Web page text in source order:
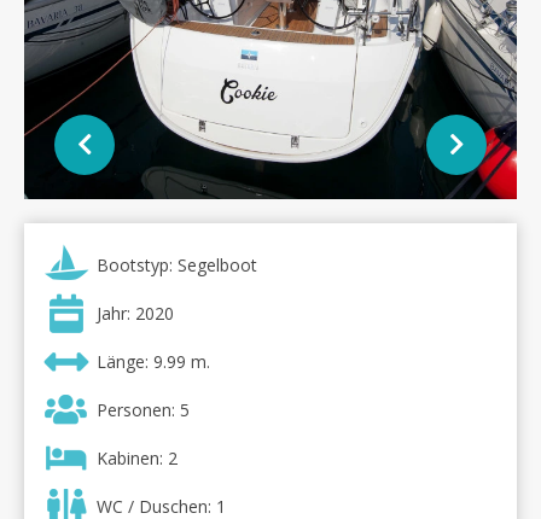
Bootstyp: Segelboot
Jahr: 2020
Länge: 9.99 m.
Personen: 5
Kabinen: 2
WC / Duschen: 1